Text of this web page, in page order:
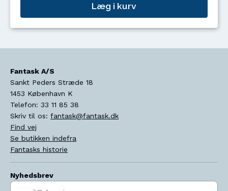
Læg i kurv
Fantask A/S
Sankt Peders Stræde 18
1453 København K
Telefon: 33 11 85 38
Skriv til os: fantask@fantask.dk
Find vej
Se butikken indefra
Fantasks historie
Nyhedsbrev
Indtast søgeord